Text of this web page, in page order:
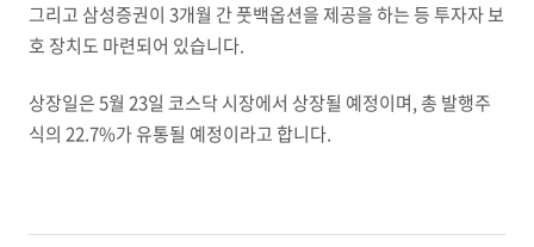
그리고 삼성증권이 3개월 간 풋백옵션을 제공을 하는 등 투자자 보
호 장치도 마련되어 있습니다.
상장일은 5월 23일 코스닥 시장에서 상장될 예정이며, 총 발행주
식의 22.7%가 유통될 예정이라고 합니다.